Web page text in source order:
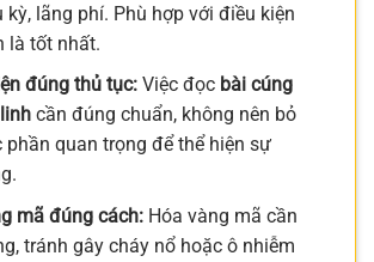
kỳ, lãng phí. Phù hợp với điều kiện
là tốt nhất.
đúng thủ tục:Việc đọc bài cúng
cần đúng chuẩn, không nên bỏ
phần quan trọng để thể hiện sự
mã đúng cách:Hóa vàng mã cần
tránh gây cháy nổ hoặc ô nhiễm